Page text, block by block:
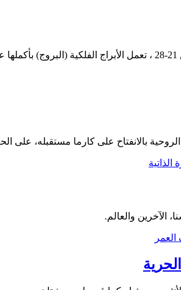
حتى سن 21 ، تعمل الشمس والقمر والكواكب الأخرى على الإنسان وتجدد
الآخرين والعالم.